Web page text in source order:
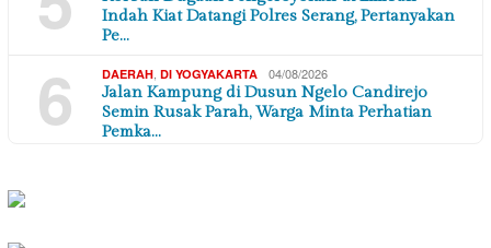
Indah Kiat Datangi Polres Serang, Pertanyakan
Pe…
6 DAERAH, DI YOGYAKARTA 04/08/2026
Jalan Kampung di Dusun Ngelo Candirejo
Semin Rusak Parah, Warga Minta Perhatian
Pemka…